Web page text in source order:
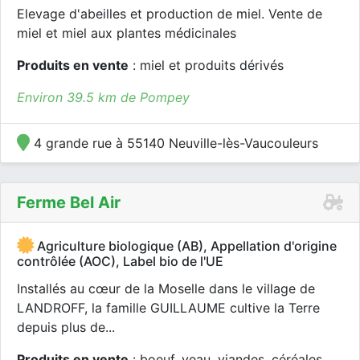
Elevage d'abeilles et production de miel. Vente de
miel et miel aux plantes médicinales
Produits en vente : miel et produits dérivés
Environ 39.5 km de Pompey
4 grande rue à 55140 Neuville-lès-Vaucouleurs
Ferme Bel Air
Agriculture biologique (AB), Appellation d'origine
contrôlée (AOC), Label bio de l'UE
Installés au cœur de la Moselle dans le village de
LANDROFF, la famille GUILLAUME cultive la Terre
depuis plus de...